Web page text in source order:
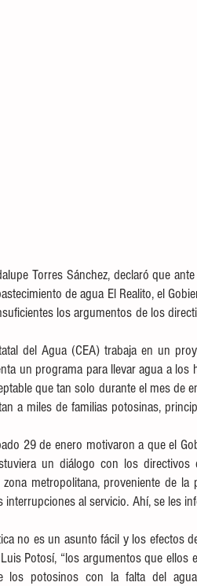
Torres Sánchez, declaró que
de agua El Realito, el
los argumentos de los
del Agua (CEA) trabaja en un
un programa para llevar agua a los
que tan solo durante el mes de
a miles de familias potosinas,
29 de enero motivaron a que el
un diálogo con los
metropolitana, proveniente de la
al servicio. Ahí, se les
no es un asunto fácil y los efectos
Potosí, “los argumentos que ellos
los potosinos con la falta del